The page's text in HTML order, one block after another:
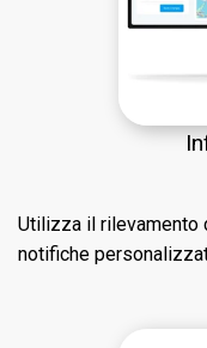
Utilizza il rilevamento
notifiche